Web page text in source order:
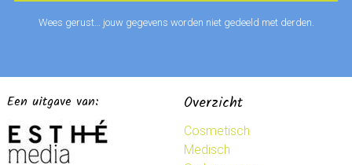
Wees gerust… jouw gegevens worden niet gedeeld met derden.
Een uitgave van: Overzicht
Cosmetisch
Medisch